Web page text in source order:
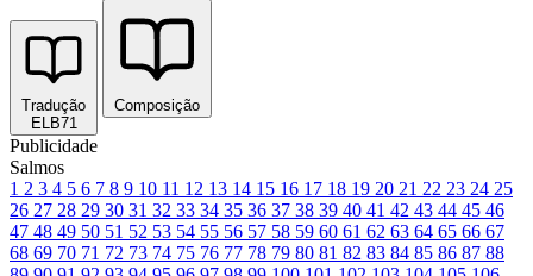
Tradução
ELB71
Composição
Publicidade
Salmos
1 2 3 4 5 6 7 8 9 10 11 12 13 14 15 16 17 18 19 20 21 22 23 24 25
26 27 28 29 30 31 32 33 34 35 36 37 38 39 40 41 42 43 44 45 46
47 48 49 50 51 52 53 54 55 56 57 58 59 60 61 62 63 64 65 66 67
68 69 70 71 72 73 74 75 76 77 78 79 80 81 82 83 84 85 86 87 88